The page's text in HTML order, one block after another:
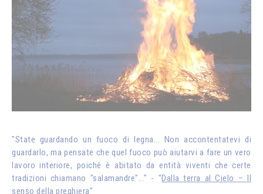
"State guardando un fuoco di legna... Non accontentatevi di
guardarlo, ma pensate che quel fuoco può aiutarvi a fare un vero
lavoro interiore, poiché è abitato da entità viventi che certe
tradizioni chiamano "salamandre"..." - "Dalla terra al Cielo – Il
senso della preghiera"